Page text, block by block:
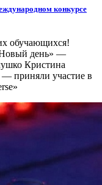
конкурсе
обучающихся!
день» —
Кристина
— приняли участие в